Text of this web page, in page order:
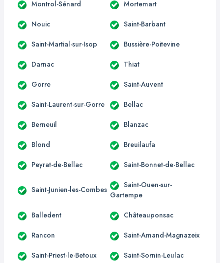
Montrol-Sénard Mortemart
Nouic Saint-Barbant
Saint-Martial-sur-Isop Bussière-Poitevine
Darnac Thiat
Gorre Saint-Auvent
Saint-Laurent-sur-Gorre Bellac
Berneuil Blanzac
Blond Breuilaufa
Peyrat-de-Bellac Saint-Bonnet-de-Bellac
Saint-Junien-les-Combes
Saint-Ouen-sur-
Gartempe
Balledent Châteauponsac
Rancon Saint-Amand-Magnazeix
Saint-Priest-le-Betoux Saint-Sornin-Leulac